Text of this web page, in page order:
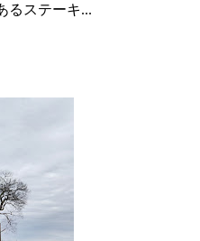
るステーキ...